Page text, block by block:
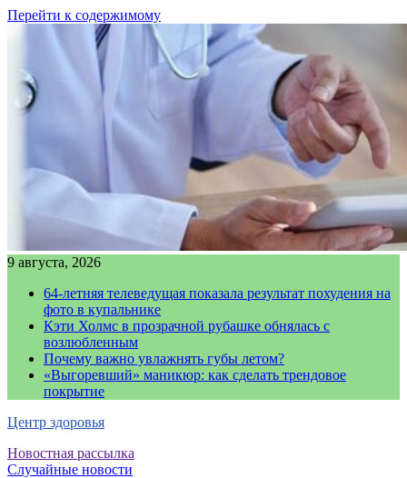
Перейти к содержимому
9 августа, 2026
64-летняя телеведущая показала результат похудения на
фото в купальнике
Кэти Холмс в прозрачной рубашке обнялась с
возлюбленным
Почему важно увлажнять губы летом?
«Выгоревший» маникюр: как сделать трендовое
покрытие
Центр здоровья
Новостная рассылка
Случайные новости